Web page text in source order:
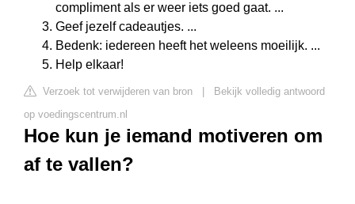
compliment als er weer iets goed gaat. ...
Geef jezelf cadeautjes. ...
Bedenk: iedereen heeft het weleens moeilijk. ...
Help elkaar!
Verzoek tot verwijderen van bron
Bekijk volledig antwoord
op voedingscentrum.nl
Hoe kun je iemand motiveren om
af te vallen?